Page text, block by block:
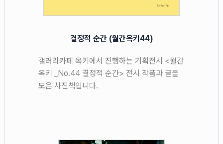
결정적 순간 (월간옥키44)
갤러리카페 옥키에서 진행하는 기획전시 <월간
옥키 _No.44 결정적 순간> 전시 작품과 글을
모은 사진책입니다.